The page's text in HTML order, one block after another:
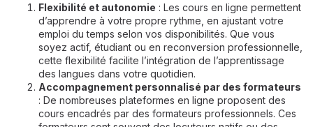
Flexibilité et autonomie : Les cours en ligne permettent
d’apprendre à votre propre rythme, en ajustant votre
emploi du temps selon vos disponibilités. Que vous
soyez actif, étudiant ou en reconversion professionnelle,
cette flexibilité facilite l’intégration de l’apprentissage
des langues dans votre quotidien.
Accompagnement personnalisé par des formateurs
: De nombreuses plateformes en ligne proposent des
cours encadrés par des formateurs professionnels. Ces